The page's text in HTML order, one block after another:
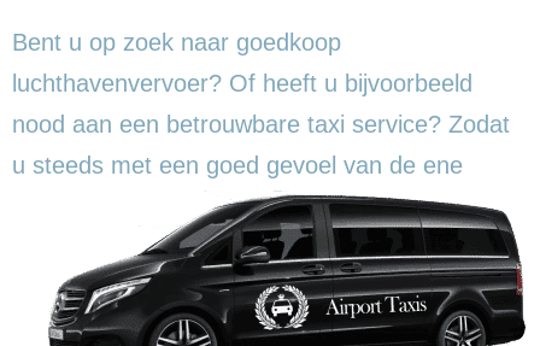
Bent u op zoek naar goedkoop
luchthavenvervoer? Of heeft u bijvoorbeeld
nood aan een betrouwbare taxi service? Zodat
u steeds met een goed gevoel van de ene